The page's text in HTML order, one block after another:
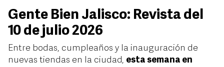
Gente Bien Jalisco: Revista del
10 de julio 2026
Entre bodas, cumpleaños y la inauguración de
nuevas tiendas en la ciudad, esta semana en